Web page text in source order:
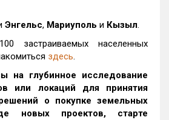
Энгельс, Мариуполь и Кызыл.
застраиваемых населенных
здесь.
на глубинное исследование
или локаций для принятия
о покупке земельных
новых проектов, старте